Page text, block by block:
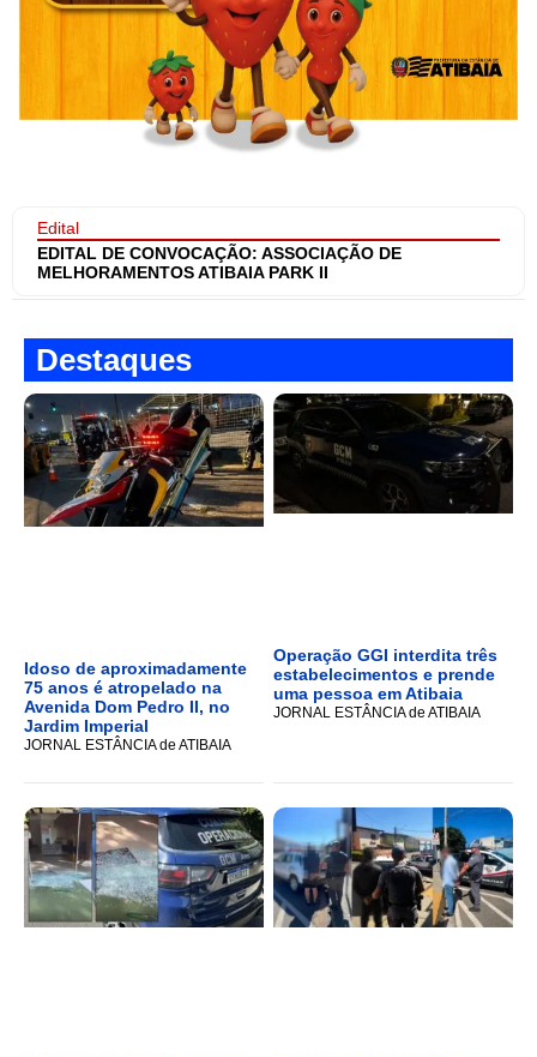
Edital
EDITAL DE CONVOCAÇÃO: ASSOCIAÇÃO DE
MELHORAMENTOS ATIBAIA PARK II
Destaques
Idoso de aproximadamente
75 anos é atropelado na
Avenida Dom Pedro II, no
Jardim Imperial
JORNAL ESTÂNCIA de ATIBAIA
Operação GGI interdita três
estabelecimentos e prende
uma pessoa em Atibaia
JORNAL ESTÂNCIA de ATIBAIA